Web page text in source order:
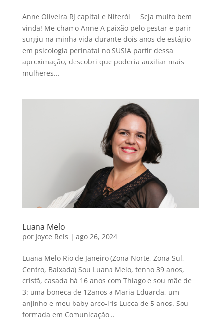
Anne Oliveira RJ capital e Niterói Seja muito bem
vinda! Me chamo Anne A paixão pelo gestar e parir
surgiu na minha vida durante dois anos de estágio
em psicologia perinatal no SUS!A partir dessa
aproximação, descobri que poderia auxiliar mais
mulheres...
Luana Melo
por Joyce Reis | ago 26, 2024
Luana Melo Rio de Janeiro (Zona Norte, Zona Sul,
Centro, Baixada) Sou Luana Melo, tenho 39 anos,
cristã, casada há 16 anos com Thiago e sou mãe de
3: uma boneca de 12anos a Maria Eduarda, um
anjinho e meu baby arco-íris Lucca de 5 anos. Sou
formada em Comunicação...